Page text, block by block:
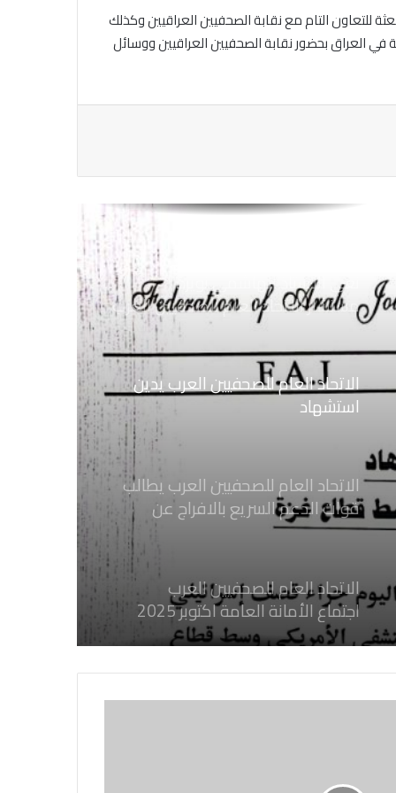
للتعاون التام مع نقابة الصحفيين العراقيين وكذلك
في العراق بحضور نقابة الصحفيين العراقيين ووسائل
المصور فى الوكالة العربية السورية
للانباء سانا
اهتمام الأوضاع الحالية فى ســوريــا
الاتحاد العام للصحفيين العرب يتضامن
مع نقابة الصحفيين اليمنيين فى عدن
ضد الإجراءات التعسفية من السلطات
نعي الاستاذ الهاشمي نويرة
مستشار الاتحاد العام للصحفيين العرب
الاتحاد العام للصحفيين العرب يدين
استشهاد
ثلاثة صحفيين فلسطينيين باستهداف
الاتحاد العام للصحفيين العرب يطالب
قوات الدعم السريع بالافراج عن
الصحفيين السودانيين المعتقلين لديها
الاتحاد العام للصحفيين العرب
اجتماع الأمانة العامة اكتوبر 2025
بكل قوة جرائم الاحتلال الصهيوني فى